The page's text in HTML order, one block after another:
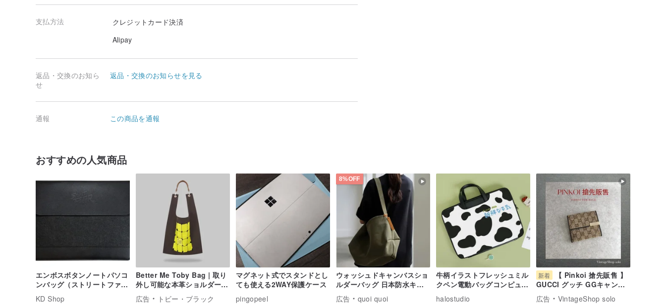
.
🔵 PU ヴィーガンレザーのお手入れ方法
• 商品の表面は撥水性があり、一般的な水滴は拭き取るだけで簡単に除去できます。
• 汚れが付着した場合は、きれいな消しゴムで優しくこすり落としてください。
• アルコール、漂白剤、強力な洗浄剤、硬いブラシの使用は避けてください。
• 高温環境や直射日光の当たる場所に長時間さらさないでください。
支払方法
クレジットカード決済
Alipay
返品・交換のお知ら
せ
返品・交換のお知らせを見る
通報 この商品を通報
おすすめの人気商品
エンボスボタンノートパソコ
ンバッグ（ストリートファイ
ンド/ストリートファイター
KD Shop
Better Me Toby Bag | 取り
外し可能な本革ショルダース
トラップ付き
広告
トビー・ブラック
マグネット式でスタンドとし
ても使える2WAY保護ケース
pingopeel
8%OFF
ウォッシュドキャンバスショ
ルダーバッグ 日本防水キャ
ンバス selpropre シリーズ
広告
quoi quoi
牛柄イラストフレッシュミル
クペン電動バッグコンピュー
ピューター保護
halostudio
新着
【 Pinkoi 搶先販售 】
GUCCI グッチ GGキャンバ
ス 財布 ベージュ ジャガード
ネップ Wホック vintage
広告
VintageShop solo